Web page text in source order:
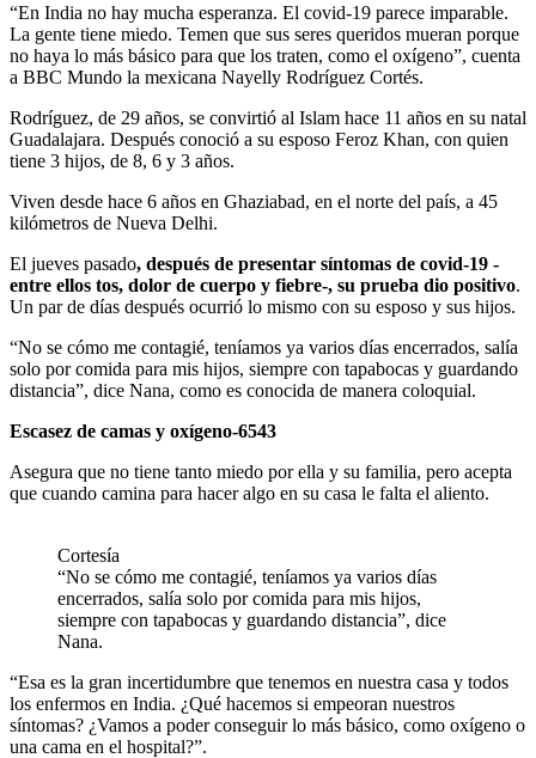
“En India no hay mucha esperanza. El covid-19 parece imparable.
La gente tiene miedo. Temen que sus seres queridos mueran porque
no haya lo más básico para que los traten, como el oxígeno”, cuenta
a BBC Mundo la mexicana Nayelly Rodríguez Cortés.
Rodríguez, de 29 años, se convirtió al Islam hace 11 años en su natal
Guadalajara. Después conoció a su esposo Feroz Khan, con quien
tiene 3 hijos, de 8, 6 y 3 años.
Viven desde hace 6 años en Ghaziabad, en el norte del país, a 45
kilómetros de Nueva Delhi.
El jueves pasado, después de presentar síntomas de covid-19 -
entre ellos tos, dolor de cuerpo y fiebre-, su prueba dio positivo.
Un par de días después ocurrió lo mismo con su esposo y sus hijos.
“No se cómo me contagié, teníamos ya varios días encerrados, salía
solo por comida para mis hijos, siempre con tapabocas y guardando
distancia”, dice Nana, como es conocida de manera coloquial.
Escasez de camas y oxígeno-6543
Asegura que no tiene tanto miedo por ella y su familia, pero acepta
que cuando camina para hacer algo en su casa le falta el aliento.
Cortesía
“No se cómo me contagié, teníamos ya varios días
encerrados, salía solo por comida para mis hijos,
siempre con tapabocas y guardando distancia”, dice
Nana.
“Esa es la gran incertidumbre que tenemos en nuestra casa y todos
los enfermos en India. ¿Qué hacemos si empeoran nuestros
síntomas? ¿Vamos a poder conseguir lo más básico, como oxígeno o
una cama en el hospital?”.